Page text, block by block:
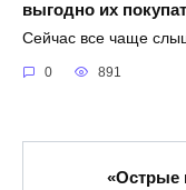
выгодно их
Сейчас все чаще
0 891
«Острые